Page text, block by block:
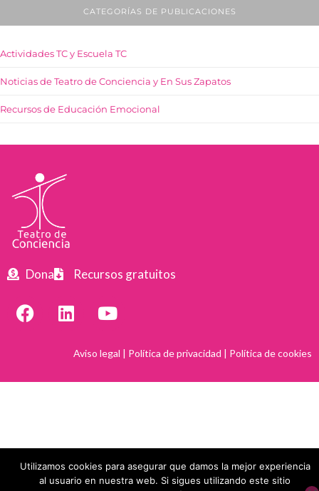
CATEGORÍAS DE PUBLICACIONES
Actividades TC y Escuela TC
Noticias de Teatro de Conciencia y En Sus Zapatos
Recursos de Educación Emocional
Dona Recursos gratuitos
Aviso legal | Política de privacidad | Política de cookies
Utilizamos cookies para asegurar que damos la mejor experiencia
al usuario en nuestra web. Si sigues utilizando este sitio